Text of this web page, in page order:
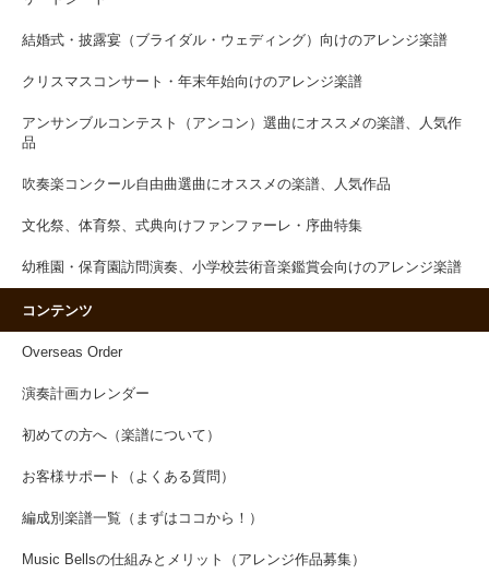
結婚式・披露宴（ブライダル・ウェディング）向けのアレンジ楽譜
クリスマスコンサート・年末年始向けのアレンジ楽譜
アンサンブルコンテスト（アンコン）選曲にオススメの楽譜、人気作
品
吹奏楽コンクール自由曲選曲にオススメの楽譜、人気作品
文化祭、体育祭、式典向けファンファーレ・序曲特集
幼稚園・保育園訪問演奏、小学校芸術音楽鑑賞会向けのアレンジ楽譜
コンテンツ
Overseas Order
演奏計画カレンダー
初めての方へ（楽譜について）
お客様サポート（よくある質問）
編成別楽譜一覧（まずはココから！）
Music Bellsの仕組みとメリット（アレンジ作品募集）